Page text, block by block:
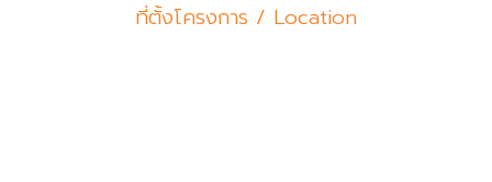
ที่ตั้งโครงการ / Location